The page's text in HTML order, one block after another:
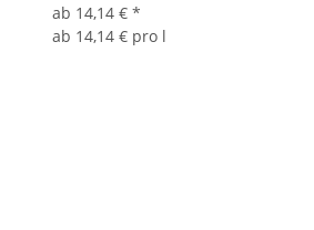
ab 14,14 € *
ab 14,14 € pro l